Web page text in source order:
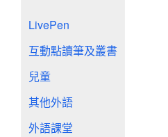
LivePen
互動點讀筆及叢書
兒童
其他外語
外語課堂